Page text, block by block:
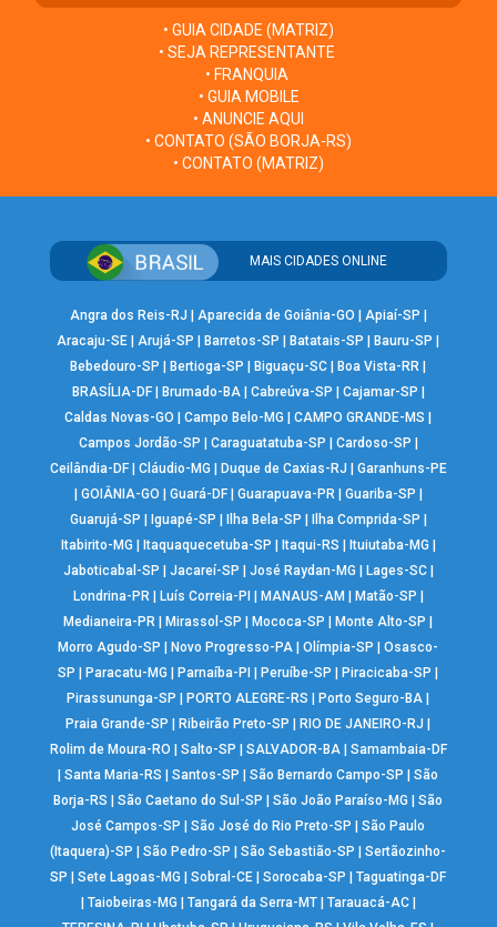
• GUIA CIDADE (MATRIZ)
• SEJA REPRESENTANTE
• FRANQUIA
• GUIA MOBILE
• ANUNCIE AQUI
• CONTATO (SÃO BORJA-RS)
• CONTATO (MATRIZ)
MAIS CIDADES ONLINE
Angra dos Reis-RJ | Aparecida de Goiânia-GO | Apiaí-SP |
Aracaju-SE | Arujá-SP |Barretos-SP |Batatais-SP |Bauru-SP |
Bebedouro-SP |Bertioga-SP |Biguaçu-SC |Boa Vista-RR |
BRASÍLIA-DF| Brumado-BA| Cabreúva-SP | Cajamar-SP |
Caldas Novas-GO |Campo Belo-MG |CAMPO GRANDE-MS |
Campos Jordão-SP | Caraguatatuba-SP | Cardoso-SP |
Ceilândia-DF| Cláudio-MG | Duque de Caxias-RJ | Garanhuns-PE
| GOIÂNIA-GO | Guará-DF| Guarapuava-PR | Guariba-SP |
Guarujá-SP | Iguapé-SP | Ilha Bela-SP | Ilha Comprida-SP |
Itabirito-MG | Itaquaquecetuba-SP | Itaqui-RS | Ituiutaba-MG |
Jaboticabal-SP | Jacareí-SP | José Raydan-MG | Lages-SC|
Londrina-PR | Luís Correia-PI | MANAUS-AM | Matão-SP |
Medianeira-PR |Mirassol-SP |Mococa-SP |Monte Alto-SP |
Morro Agudo-SP |Novo Progresso-PA |Olímpia-SP |Osasco-
SP |Paracatu-MG |Parnaíba-PI |Peruíbe-SP |Piracicaba-SP |
Pirassununga-SP |PORTO ALEGRE-RS |Porto Seguro-BA |
Praia Grande-SP |Ribeirão Preto-SP |RIO DE JANEIRO-RJ |
Rolim de Moura-RO | Salto-SP | SALVADOR-BA| Samambaia-DF
|Santa Maria-RS |Santos-SP |São Bernardo Campo-SP |São
Borja-RS |São Caetano do Sul-SP |São João Paraíso-MG |São
José Campos-SP |São José do Rio Preto-SP |São Paulo
(Itaquera)-SP |São Pedro-SP |São Sebastião-SP |Sertãozinho-
SP |Sete Lagoas-MG |Sobral-CE |Sorocaba-SP |Taguatinga-DF
| Taiobeiras-MG | Tangará da Serra-MT| Tarauacá-AC|